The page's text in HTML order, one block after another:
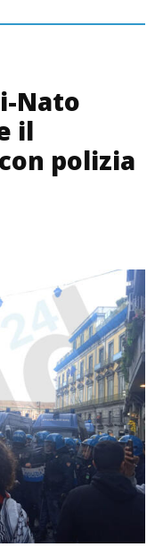
Nato
il
polizia